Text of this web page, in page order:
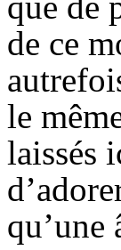
de ce
le
laissés
qu’une